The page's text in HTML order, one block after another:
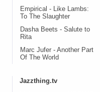
Empirical - Like Lambs:
To The Slaughter
Dasha Beets - Salute to
Rita
Marc Jufer - Another Part
Of The World
Jazzthing.tv